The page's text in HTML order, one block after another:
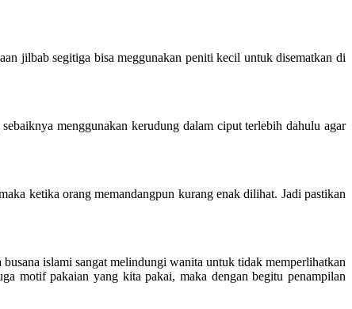
jilbab segitiga bisa meggunakan peniti kecil untuk disematkan di
menggunakan kerudung dalam ciput terlebih dahulu agar
ketika orang memandangpun kurang enak dilihat. Jadi pastikan
islami sangat melindungi wanita untuk tidak memperlihatkan
motif pakaian yang kita pakai, maka dengan begitu penampilan